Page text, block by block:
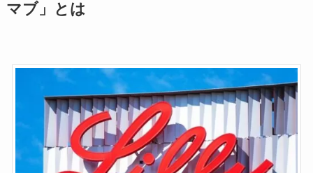
マブ」とは